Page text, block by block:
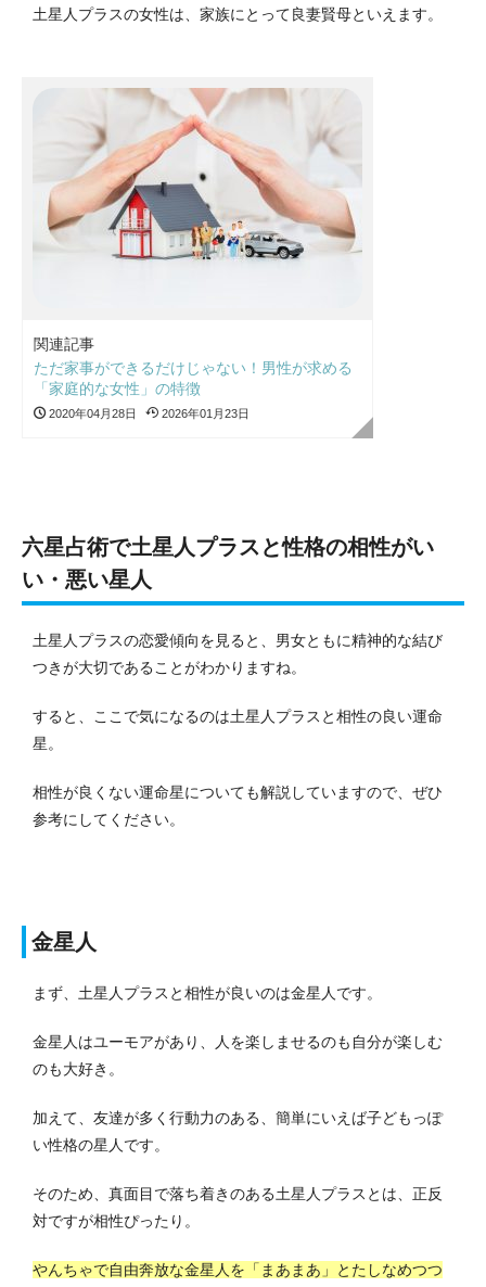
土星人プラスの女性は、家族にとって良妻賢母といえます。
関連記事
ただ家事ができるだけじゃない！男性が求める
「家庭的な女性」の特徴
2020年04月28日 2026年01月23日
六星占術で土星人プラスと性格の相性がい
い・悪い星人
土星人プラスの恋愛傾向を見ると、男女ともに精神的な結び
つきが大切であることがわかりますね。
すると、ここで気になるのは土星人プラスと相性の良い運命
星。
相性が良くない運命星についても解説していますので、ぜひ
参考にしてください。
金星人
まず、土星人プラスと相性が良いのは金星人です。
金星人はユーモアがあり、人を楽しませるのも自分が楽しむ
のも大好き。
加えて、友達が多く行動力のある、簡単にいえば子どもっぽ
い性格の星人です。
そのため、真面目で落ち着きのある土星人プラスとは、正反
対ですが相性ぴったり。
やんちゃで自由奔放な金星人を「まあまあ」とたしなめつつ